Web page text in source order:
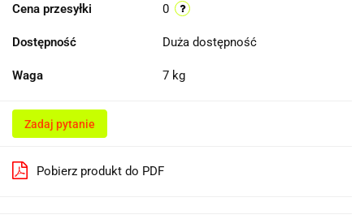
Cena przesyłki 0
Dostępność Duża dostępność
Waga 7 kg
Zadaj pytanie
Pobierz produkt do PDF